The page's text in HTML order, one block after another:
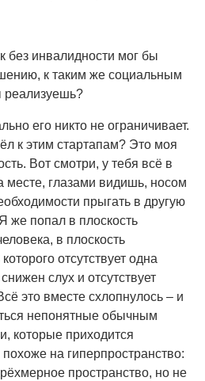
без инвалидности мог бы
к таким же социальным
реализуешь?
его никто не ограничивает.
к этим стартапам? Это моя
Вот смотри, у тебя всё в
месте, глазами видишь, носом
прыгать в другую
же попал в плоскость
в плоскость
отсутствует одна
слух и отсутствует
это вместе схлопнулось – и
непонятные обычным
которые приходится
на гиперпространство:
пространство, но не